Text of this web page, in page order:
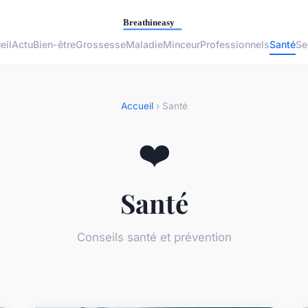
ActuBien-êtreGrossesseMaladieMinceurProfessionnelsSanté
Accueil› Santé
❤️
Santé
Conseils santé et prévention